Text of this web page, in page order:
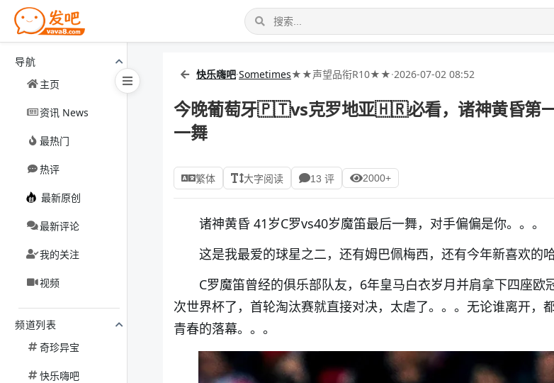
导航
主页
资讯 News
最热门
热评
最新原创
最新评论
我的关注
视频
频道列表
奇珍异宝
快乐嗨吧
快乐嗨吧·Sometimes★★声望品衔R10★★·2026-07-02 08:52
今晚葡萄牙🇵🇹vs克罗地亚🇭🇷必看，诸神黄昏第
一舞
繁体 大字阅读 13 评 2000+
诸神黄昏 41岁C罗vs40岁魔笛最后一舞，对手偏偏是你。。。
这是我最爱的球星之二，还有姆巴佩梅西，还有今年新喜欢的哈
C罗魔笛曾经的俱乐部队友，6年皇马白衣岁月并肩拿下四座欧
次世界杯了，首轮淘汰赛就直接对决，太虐了。。。无论谁离开，
青春的落幕。。。